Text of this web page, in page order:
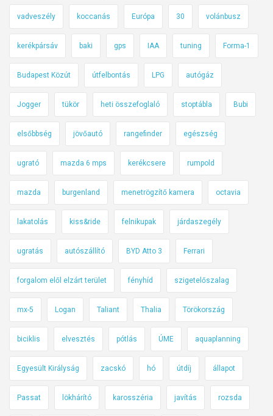
vadveszély koccanás Európa 30 volánbusz
kerékpársáv baki gps IAA tuning Forma-1
Budapest Közút útfelbontás LPG autógáz
Jogger tükör heti összefoglaló stoptábla Bubi
elsőbbség jövőautó rangefinder egészség
ugrató mazda 6 mps kerékcsere rumpold
mazda burgenland menetrögzítő kamera octavia
lakatolás kiss&ride felnikupak járdaszegély
ugratás autószállító BYD Atto 3 Ferrari
forgalom elől elzárt terület fényhíd szigetelőszalag
mx-5 Logan Taliant Thalia Törökország
biciklis elvesztés pótlás ÚME aquaplanning
Egyesült Királyság zacskó hó útdíj állapot
Passat lökhárító karosszéria javítás rozsda